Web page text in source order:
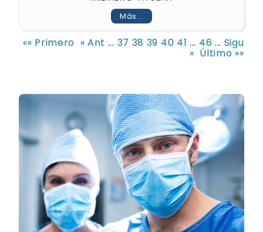
Más...
«« Primero « Ant ... 37 38 39 40 41 ... 46 ... Sigu
» Último »»